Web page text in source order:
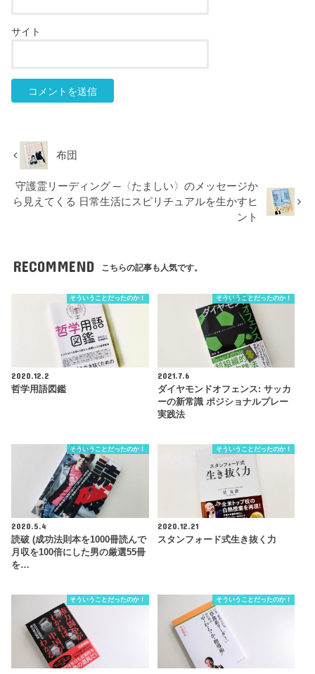
サイト
布団
守護霊リーディング ─〈たましい〉のメッセージか
ら見えてくる 日常生活にスピリチュアルを生かすヒ
ント
RECOMMEND こちらの記事も人気です。
そういうことだったのか！
2020.12.2
哲学用語図鑑
そういうことだったのか！
2021.7.6
ダイヤモンドオフェンス: サッカ
ーの新常識 ポジショナルプレー
実践法
そういうことだったのか！
2020.5.4
読破 (成功法則本を1000冊読んで
月収を100倍にした男の厳選55冊
を…
そういうことだったのか！
2020.12.21
スタンフォード式生き抜く力
そういうことだったのか！ そういうことだったのか！